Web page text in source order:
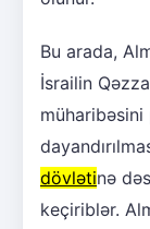
Bu arada,
İsrailin
müharibəsini
dövlətinə
keçiriblər.